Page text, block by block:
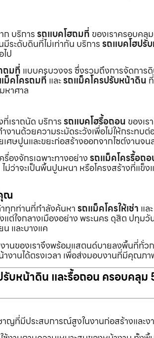
ก บริการรถแบคโฮถมที่ ของเราครอบคลุ
ระดับดินที่ไม่เท่ากัน บริการรถแบคโฮปรั
ป
ถมที่ แบบครบวงจร ซึ่งรวมถึงการจัดการ
ม็คโครถมที่ และรถแม็คโครปรับหน้าดิน
หาศาล
เราถนัด บริการรถแบคโฮรื้อถอน ของเ
งานด้วยความระมัดระวังเพื่อไม่ให้กระทบ
ษปูนและขยะก่อสร้างออกจากไซต์งานจน
รื่องจักรเฉพาะทางอย่างรถแม็คโครรื้อถ
ม่ว่าจะเป็นพื้นปูนหนา หรือโครงสร้างที่แข็ง
ณ
ทุกท่านที่กำลังค้นหารถแม็คโครให้เช่า และ
ต่ใจกลางเมืองอย่าง พระนคร ดุสิต ปทุม
และบางแค
านของเราจึงพร้อมแสตนด์บายลงพื้นที่ทั่ว
างานได้ตรงเวลา เพื่อส่งมอบงานที่มีคุณ
บหน้าดิน และรื้อถอน ครอบคลุม
ญที่มีประสบการณ์สูงในงานก่อสร้างและ